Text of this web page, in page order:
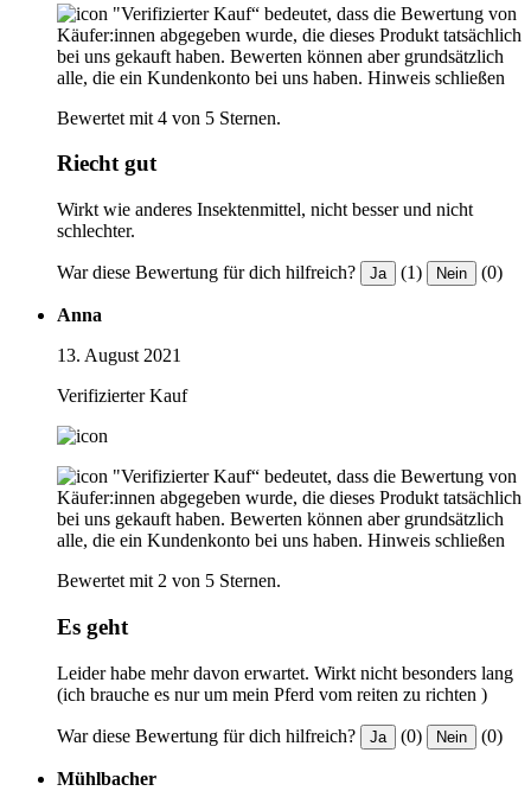
"Verifizierter Kauf“ bedeutet, dass die Bewertung von
Käufer:innen abgegeben wurde, die dieses Produkt tatsächlich
bei uns gekauft haben. Bewerten können aber grundsätzlich
alle, die ein Kundenkonto bei uns haben. Hinweis schließen
Bewertet mit 4 von 5 Sternen.
Riecht gut
Wirkt wie anderes Insektenmittel, nicht besser und nicht
schlechter.
War diese Bewertung für dich hilfreich? Ja (1) Nein (0)
Anna
13. August 2021
Verifizierter Kauf
"Verifizierter Kauf“ bedeutet, dass die Bewertung von
Käufer:innen abgegeben wurde, die dieses Produkt tatsächlich
bei uns gekauft haben. Bewerten können aber grundsätzlich
alle, die ein Kundenkonto bei uns haben. Hinweis schließen
Bewertet mit 2 von 5 Sternen.
Es geht
Leider habe mehr davon erwartet. Wirkt nicht besonders lang
(ich brauche es nur um mein Pferd vom reiten zu richten )
War diese Bewertung für dich hilfreich? Ja (0) Nein (0)
Mühlbacher